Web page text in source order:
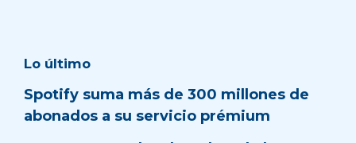
Lo último
Spotify suma más de 300 millones de
abonados a su servicio prémium